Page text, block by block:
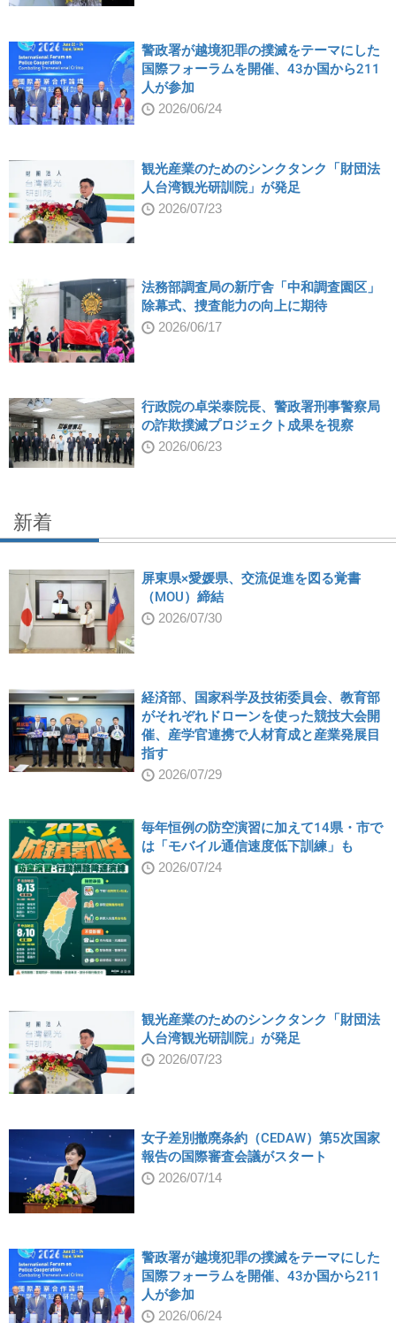
警政署が越境犯罪の撲滅をテーマにした
国際フォーラムを開催、43か国から211
人が参加
2026/06/24
観光産業のためのシンクタンク「財団法
人台湾観光研訓院」が発足
2026/07/23
法務部調査局の新庁舎「中和調査園区」
除幕式、捜査能力の向上に期待
2026/06/17
行政院の卓栄泰院長、警政署刑事警察局
の詐欺撲滅プロジェクト成果を視察
2026/06/23
新着
屏東県×愛媛県、交流促進を図る覚書
（MOU）締結
2026/07/30
経済部、国家科学及技術委員会、教育部
がそれぞれドローンを使った競技大会開
催、産学官連携で人材育成と産業発展目
指す
2026/07/29
毎年恒例の防空演習に加えて14県・市で
は「モバイル通信速度低下訓練」も
2026/07/24
観光産業のためのシンクタンク「財団法
人台湾観光研訓院」が発足
2026/07/23
女子差別撤廃条約（CEDAW）第5次国家
報告の国際審査会議がスタート
2026/07/14
警政署が越境犯罪の撲滅をテーマにした
国際フォーラムを開催、43か国から211
人が参加
2026/06/24